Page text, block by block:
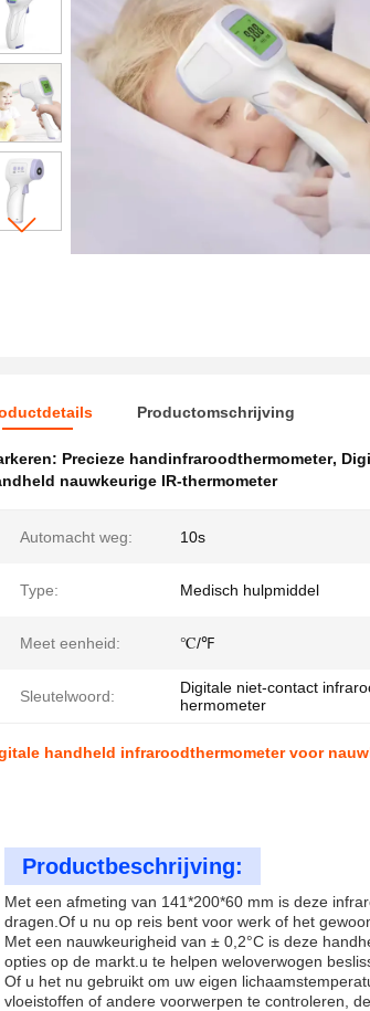
Productomschrijving
Precieze handinfraroodthermometer,
nauwkeurige IR-thermometer
Automacht weg: 10s
Type: Medisch hulpmiddel
Meet eenheid: ℃/℉
Sleutelwoord:
Digitale niet-contact
hermometer
handheld infraroodthermometer voor
Productbeschrijving:
Met een afmeting van 141*200*60 mm is deze
dragen.Of u nu op reis bent voor werk of het
Met een nauwkeurigheid van ± 0,2°C is deze
opties op de markt.u te helpen weloverwogen
Of u het nu gebruikt om uw eigen
vloeistoffen of andere voorwerpen te controleren,